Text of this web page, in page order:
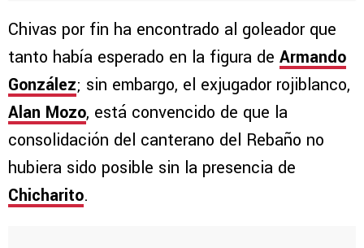
Chivas por fin ha encontrado al goleador que
tanto había esperado en la figura de Armando
González; sin embargo, el exjugador rojiblanco,
Alan Mozo, está convencido de que la
consolidación del canterano del Rebaño no
hubiera sido posible sin la presencia de
Chicharito.